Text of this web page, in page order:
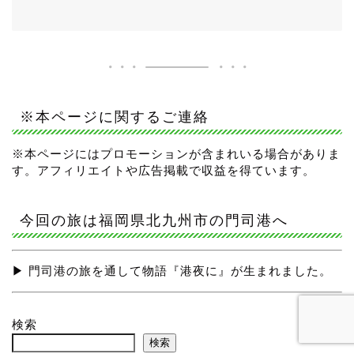
※本ページに関するご連絡
※本ページにはプロモーションが含まれいる場合がありま
す。アフィリエイトや広告掲載で収益を得ています。
今回の旅は福岡県北九州市の門司港へ
▶ 門司港の旅を通して物語『港夜に』が生まれました。
検索
検索